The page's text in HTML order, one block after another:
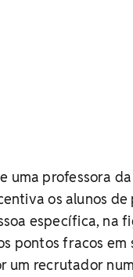
uma professora
os alunos
específica, na
pontos fracos em
um recrutador